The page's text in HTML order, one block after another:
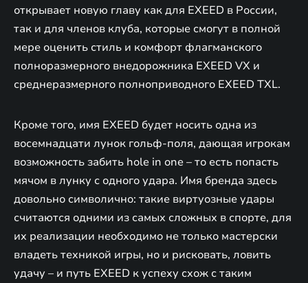
открывает новую главу как для EXEED в России,
так и для членов клуба, которые смогут в полной
мере оценить стиль и комфорт флагманского
полноразмерного внедорожника EXEED VX и
среднеразмерного полноприводного EXEED TXL.
Кроме того, имя EXEED будет носить одна из
восемнадцати лунок гольф-поля, дающая игрокам
возможность забить hole in one – то есть попасть
мячом в лунку с одного удара. Имя бренда здесь
довольно символично: такие виртуозные удары
считаются одними из самых сложных в спорте, для
их реализации необходимо не только мастерски
владеть техникой игры, но и рисковать, ловить
удачу – и путь EXEED к успеху схож с таким